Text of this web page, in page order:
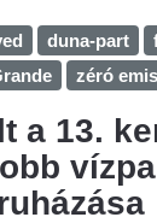
duna-part
zéró
a 13.